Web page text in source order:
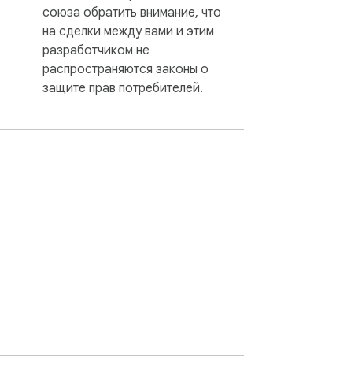
союза обратить внимание, что
на сделки между вами и этим
разработчиком не
распространяются законы о
защите прав потребителей.